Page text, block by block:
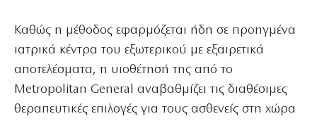
Καθώς η μέθοδος εφαρμόζεται ήδη σε προηγμένα
ιατρικά κέντρα του εξωτερικού με εξαιρετικά
αποτελέσματα, η υιοθέτησή της από το
Metropolitan General αναβαθμίζει τις διαθέσιμες
θεραπευτικές επιλογές για τους ασθενείς στη χώρα